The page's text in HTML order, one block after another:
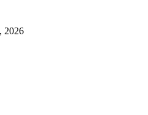
2026